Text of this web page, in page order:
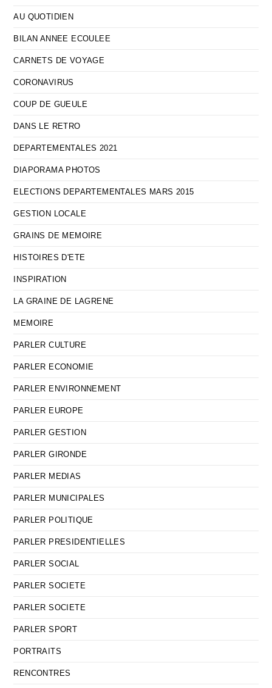
AU QUOTIDIEN
BILAN ANNEE ECOULEE
CARNETS DE VOYAGE
CORONAVIRUS
COUP DE GUEULE
DANS LE RETRO
DEPARTEMENTALES 2021
DIAPORAMA PHOTOS
ELECTIONS DEPARTEMENTALES MARS 2015
GESTION LOCALE
GRAINS DE MEMOIRE
HISTOIRES D'ETE
INSPIRATION
LA GRAINE DE LAGRENE
MEMOIRE
PARLER CULTURE
PARLER ECONOMIE
PARLER ENVIRONNEMENT
PARLER EUROPE
PARLER GESTION
PARLER GIRONDE
PARLER MEDIAS
PARLER MUNICIPALES
PARLER POLITIQUE
PARLER PRESIDENTIELLES
PARLER SOCIAL
PARLER SOCIETE
PARLER SOCIETE
PARLER SPORT
PORTRAITS
RENCONTRES